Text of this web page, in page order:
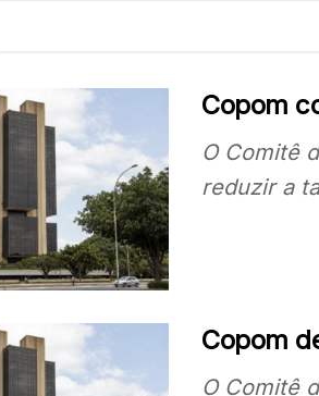
Copom
O Comitê
reduzir a
Copom
O Comitê